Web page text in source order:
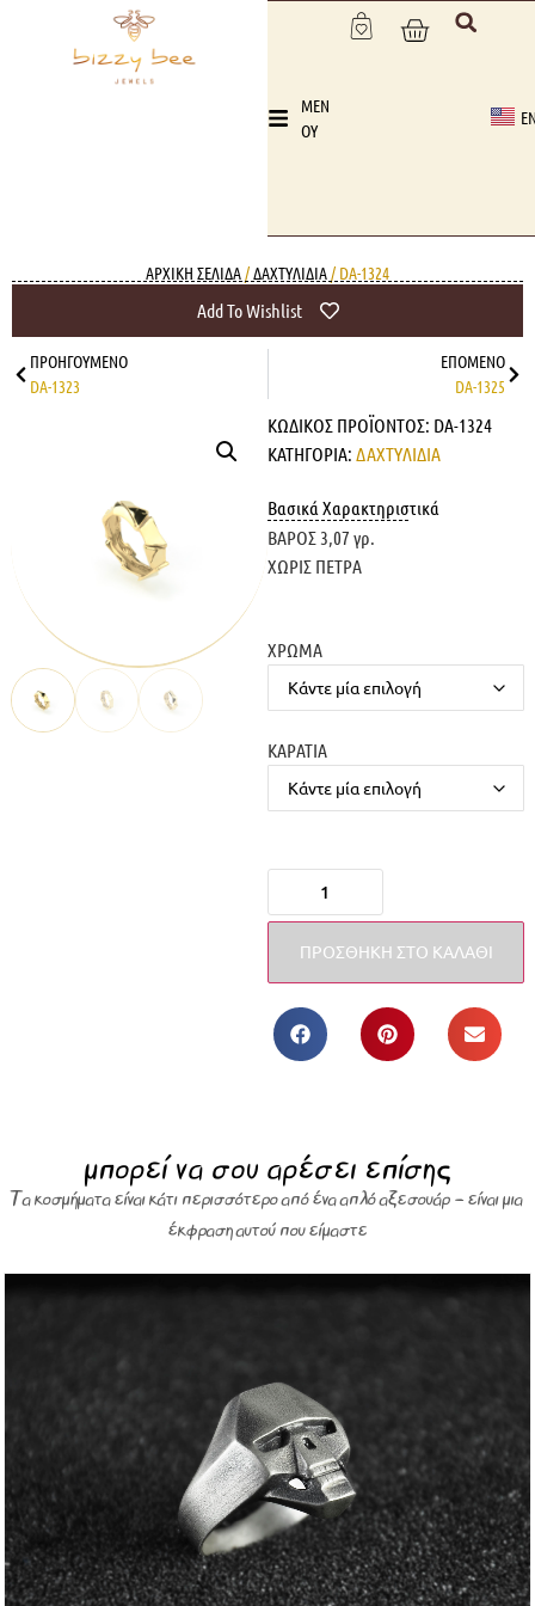
MEN
OY
ΑΡΧΙΚΉ ΣΕΛΊΔΑ/ΔΑΧΤΥΛΙΔΙΑ/ DA-1324
Add To Wishlist
ΠΡΟΗΓΟΎΜΕΝΟ
DA-1323
ΕΠΌΜΕΝΟ
DA-1325
ΚΩΔΙΚΌΣ ΠΡΟΪΌΝΤΟΣ: DA-1324
ΚΑΤΗΓΟΡΊΑ: ΔΑΧΤΥΛΙΔΙΑ
Βασικά Χαρακτηριστικά
ΒΑΡΟΣ 3,07 γρ.
ΧΩΡΙΣ ΠΕΤΡΑ
ΧΡΩΜΑ
ΚΑΡΑΤΙΑ
ΠΡΟΣΘΉΚΗ ΣΤΟ ΚΑΛΆΘΙ
μπορεί να σου αρέσει επίσης
Τα κοσμήματα είναι κάτι περισσότερο από ένα απλό αξεσουάρ – είναι μια
έκφραση αυτού που είμαστε